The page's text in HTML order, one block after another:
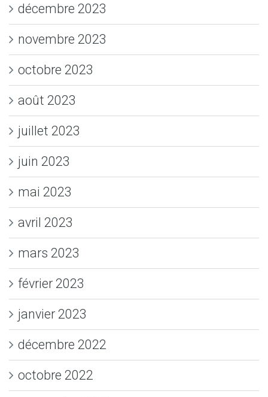
décembre 2023
novembre 2023
octobre 2023
août 2023
juillet 2023
juin 2023
mai 2023
avril 2023
mars 2023
février 2023
janvier 2023
décembre 2022
octobre 2022